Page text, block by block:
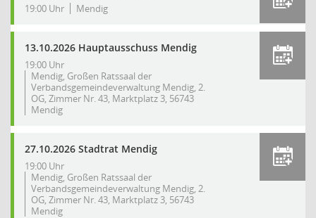
19:00 Uhr Mendig
13.10.2026 Hauptausschuss Mendig
19:00 Uhr
Mendig, Großen Ratssaal der
Verbandsgemeindeverwaltung Mendig, 2.
OG, Zimmer Nr. 43, Marktplatz 3, 56743
Mendig
27.10.2026 Stadtrat Mendig
19:00 Uhr
Mendig, Großen Ratssaal der
Verbandsgemeindeverwaltung Mendig, 2.
OG, Zimmer Nr. 43, Marktplatz 3, 56743
Mendig